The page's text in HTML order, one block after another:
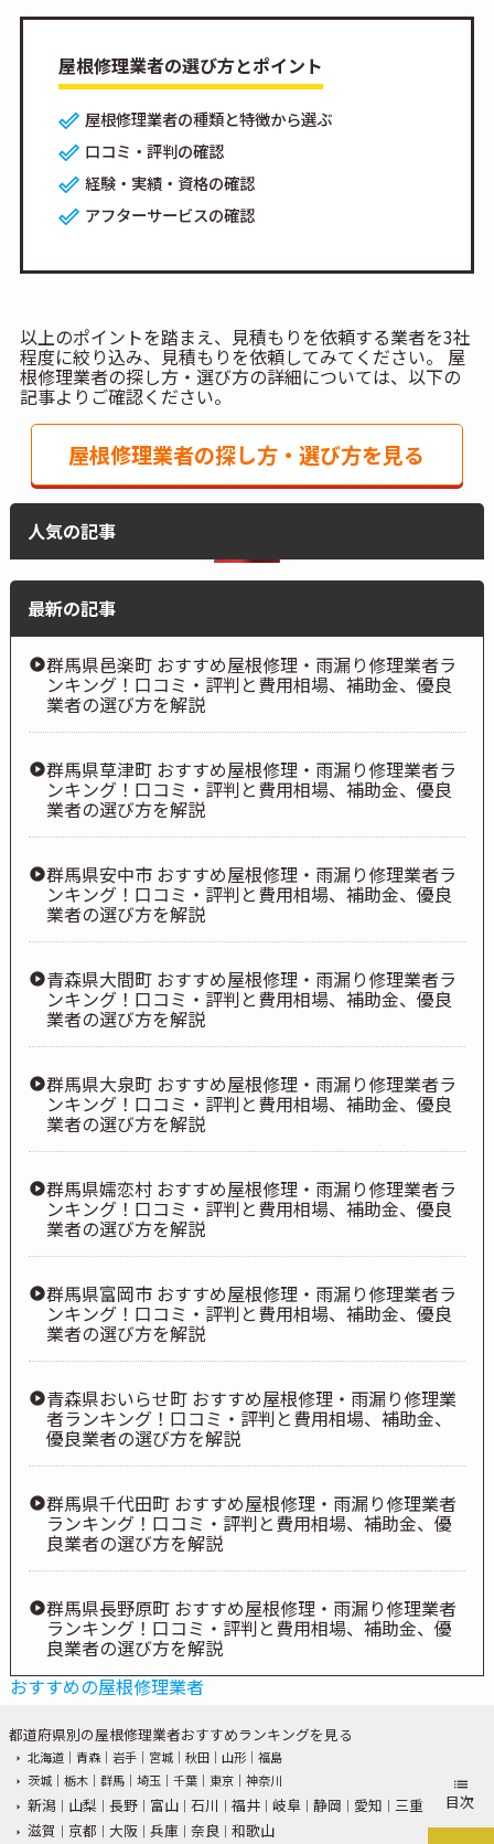
屋根修理業者の選び方とポイント
屋根修理業者の種類と特徴から選ぶ
口コミ・評判の確認
経験・実績・資格の確認
アフターサービスの確認
以上のポイントを踏まえ、見積もりを依頼する業者を3社
程度に絞り込み、見積もりを依頼してみてください。 屋
根修理業者の探し方・選び方の詳細については、以下の
記事よりご確認ください。
屋根修理業者の探し方・選び方を見る
人気の記事
最新の記事
群馬県邑楽町 おすすめ屋根修理・雨漏り修理業者ラ
ンキング！口コミ・評判と費用相場、補助金、優良
業者の選び方を解説
群馬県草津町 おすすめ屋根修理・雨漏り修理業者ラ
ンキング！口コミ・評判と費用相場、補助金、優良
業者の選び方を解説
群馬県安中市 おすすめ屋根修理・雨漏り修理業者ラ
ンキング！口コミ・評判と費用相場、補助金、優良
業者の選び方を解説
青森県大間町 おすすめ屋根修理・雨漏り修理業者ラ
ンキング！口コミ・評判と費用相場、補助金、優良
業者の選び方を解説
群馬県大泉町 おすすめ屋根修理・雨漏り修理業者ラ
ンキング！口コミ・評判と費用相場、補助金、優良
業者の選び方を解説
群馬県嬬恋村 おすすめ屋根修理・雨漏り修理業者ラ
ンキング！口コミ・評判と費用相場、補助金、優良
業者の選び方を解説
群馬県富岡市 おすすめ屋根修理・雨漏り修理業者ラ
ンキング！口コミ・評判と費用相場、補助金、優良
業者の選び方を解説
青森県おいらせ町 おすすめ屋根修理・雨漏り修理業
者ランキング！口コミ・評判と費用相場、補助金、
優良業者の選び方を解説
群馬県千代田町 おすすめ屋根修理・雨漏り修理業者
ランキング！口コミ・評判と費用相場、補助金、優
良業者の選び方を解説
群馬県長野原町 おすすめ屋根修理・雨漏り修理業者
ランキング！口コミ・評判と費用相場、補助金、優
良業者の選び方を解説
おすすめの屋根修理業者
都道府県別の屋根修理業者おすすめランキングを見る
北海道 ｜青森｜ 岩手 ｜ 宮城 ｜秋田 ｜山形 ｜福島
茨城 ｜栃木 ｜群馬 ｜埼玉 ｜千葉 ｜ 東京 ｜神奈川
新潟 ｜ 山梨 ｜長野 ｜ 富山 ｜石川 ｜福井 ｜岐阜 ｜静岡 ｜ 愛知 ｜ 三重
滋賀 ｜ 京都 ｜大阪 ｜兵庫 ｜奈良 ｜和歌山
目次